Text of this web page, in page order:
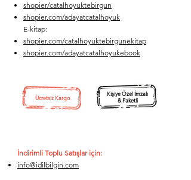
shopier/catalhoyuktebirgun
shopier.com/adayatcatalhoyuk
E-kitap:
shopier.com/catalhoyuktebirgunekitap
shopier.com/adayatcatalhoyukebook
Ücretsiz Kargo
Kişiye Özel İmzalı
& Paketli
İndirimli Toplu Satışlar için:
info@idilbilgin.com